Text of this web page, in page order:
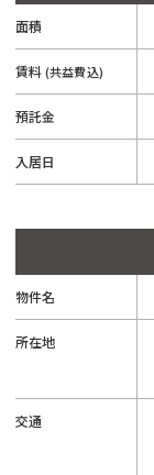
面積
賃料(共益費込)
預託金
入居日
物件名
所在地
交通